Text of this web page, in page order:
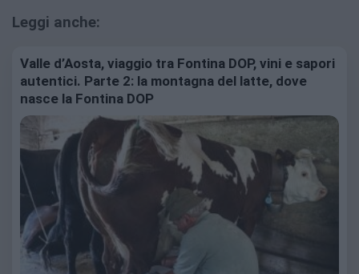
Leggi anche:
Valle d’Aosta, viaggio tra Fontina DOP, vini e sapori
autentici. Parte 2: la montagna del latte, dove
nasce la Fontina DOP